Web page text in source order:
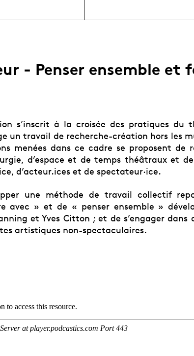
- Penser ensemble et
s’inscrit à la croisée des pratiques du
un travail de recherche-création hors les
menées dans ce cadre se proposent de
d’espace et de temps théâtraux et
d’acteur.ices et de spectateur·ice.
une méthode de travail collectif
avec » et de « penser ensemble »
et Yves Citton ; et de s’engager dans
artistiques non-spectaculaires.